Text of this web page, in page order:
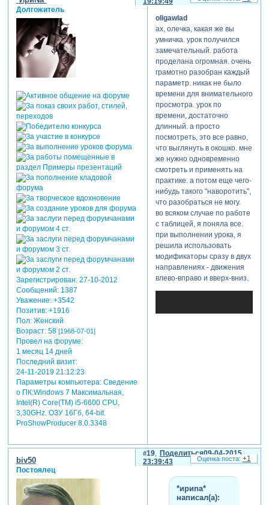
Долгожитель
Зарегистрирован: 27-10-2012
Сообщений:1387
Уважение: +3542
Позитив: +1916
Пол:Женский
Возраст:58 [1968-07-01]
Провел на форуме:
1 месяц 14 дней
Последний визит:
24-11-2019 21:12:23
Параметры компьютера:Сведение
о ПК:Windows 7 Максимальная,
Intel(R) Core(TM) i5-6600 CPU,
3,30GHz. ОЗУ 16Гб, 64-bit.
ProShowProducer 8.0.3348
oligawlad
ах, олечка, какая же вы
умничка. урок получился
замечательный. работа
проделана огромная. очень
грамотно разобран каждый
параметр. никак не было
времени для внимательного
просмотра. урок по
времени, достаточно
длинный. а просто
посмотреть, это все равно,
что выглянуть в окошко. мне
же нужно одновременно
смотреть и применять на
практике. а потом еще чего-
нибудь такого "наворотить",
что разобраться не могу.
во всяком случае по работе
с таблицей, я поняла все.
при выполнении урока, я
решила использовать
модификаторы сразу в двух
направлениях - движения
влево-вправо и вверх-вниз.
"картинка" красивая, но
несколько значений все
таки пришлось подбирать.
Поделиться
19
09-04-2015
23:39:43
biv50
Постоялец
*ириnа*
написал(а):
+1